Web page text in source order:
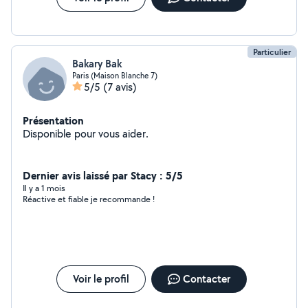
Particulier
Bakary Bak
Paris (Maison Blanche 7)
5/5 (7 avis)
Présentation
Disponible pour vous aider.
Dernier avis laissé par Stacy : 5/5
Il y a 1 mois
Réactive et fiable je recommande !
Voir le profil Contacter